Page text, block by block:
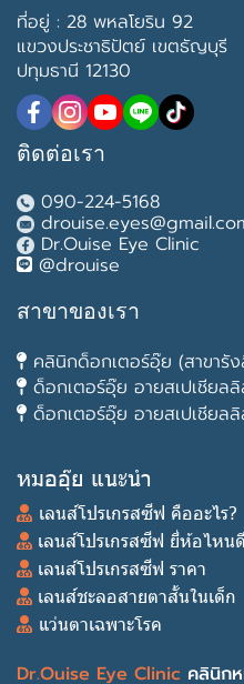
ที่อยู่ : 28 พหลโยริน 92
แขวงประชาธิปัตย์ เขตธัญบุรี
ปทุมธานี 12130
ติดต่อเรา
090-224-5168
Dr.Ouise Eye Clinic
@drouise
สาขาของเรา
คลินิกด็อกเตอร์อุ๊ย (สาขารั
ด็อกเตอร์อุ๊ย อายสเปเชียล
ด็อกเตอร์อุ๊ย อายสเปเชียล
หมออุ๊ย แนะนำ
เลนส์โปรเกรสซีฟ คืออะไร?
เลนส์โปรเกรสซีฟ ยี่ห้อไหนดี
เลนส์โปรเกรสซีฟ ราคา
เลนส์ชะลอสายตาสั้นในเด็ก
แว่นตาเฉพาะโรค
Dr.Ouise Eye Clinic คลินิก